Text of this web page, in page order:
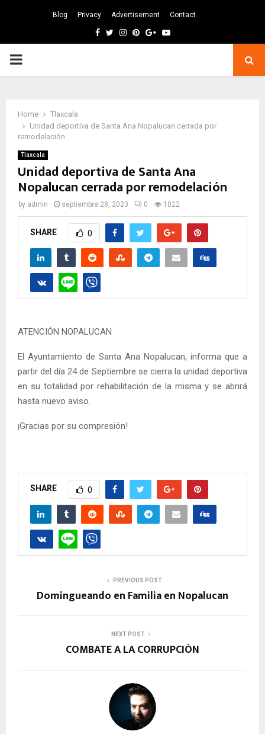
Blog Privacy Advertisement Contact
Facebook
TwitterInstagram
Pinterest
GoogleYoutube
PRIMARY
Home
Tlaxcala
Unidad deportiva de Santa Ana Nopalucan cerrada por
remodelación
Tlaxcala
Unidad deportiva de Santa Ana
Nopalucan cerrada por remodelación
by admin septiembre 28, 2023 0 1022
SHARE 0
ATENCIÓN NOPALUCAN
El Ayuntamiento de Santa Ana Nopalucan, informa que a
partir del día 24 de Septiembre se cierra la unidad deportiva
en su totalidad por rehabilitación de la misma y se abrirá
hasta nuevo aviso.
¡Gracias por su compresión!
SHARE 0
PREVIOUS POST
Domingueando en Familia en Nopalucan
NEXT POST
COMBATE A LA CORRUPCIÓN